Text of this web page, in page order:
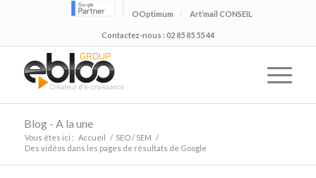
OOptimum Art’mail CONSEIL
Contactez-nous : 02 85 85 55 44
Blog - A la une
Vous êtes ici : Accueil / SEO / SEM /
Des vidéos dans les pages de résultats de Google